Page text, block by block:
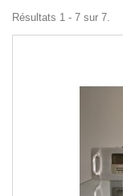
Résultats 1 - 7 sur 7.